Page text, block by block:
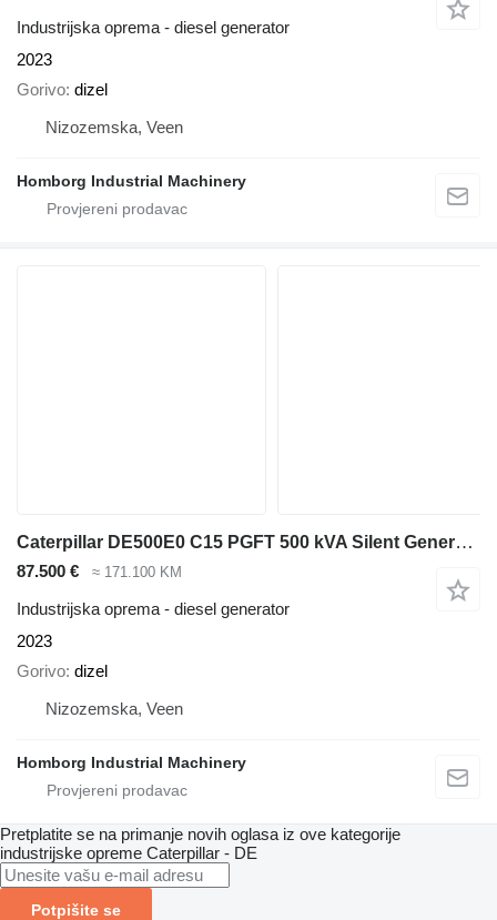
Industrijska oprema - diesel generator
2023
Gorivo dizel
Nizozemska, Veen
Homborg Industrial Machinery
Caterpillar DE500E0 C15 PGFT 500 kVA Silent Generatorset CAT New !
87.500 € ≈ 171.100 KM
Industrijska oprema - diesel generator
2023
Gorivo dizel
Nizozemska, Veen
Homborg Industrial Machinery
Pretplatite se na primanje novih oglasa iz ove kategorije
industrijske opreme Caterpillar - DE
Potpišite se